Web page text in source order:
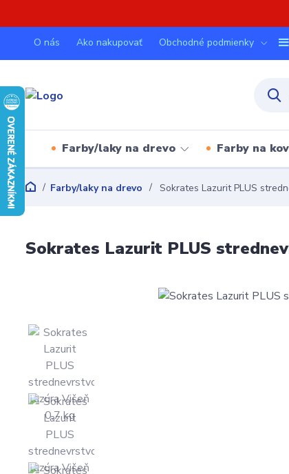
O nás Ako nakupovať Obchodné podmienky
Farby/laky na drevo Farby na kov
Farby/laky na drevo Sokrates Lazurit PLUS
Sokrates Lazurit PLUS